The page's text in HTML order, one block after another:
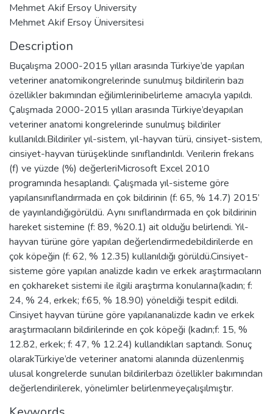
Mehmet Akif Ersoy University
Mehmet Akif Ersoy Üniversitesi
Description
Buçalışma 2000-2015 yılları arasında Türkiye’de yapılan
veteriner anatomikongrelerinde sunulmuş bildirilerin bazı
özellikler bakımından eğilimlerinibelirleme amacıyla yapıldı.
Çalışmada 2000-2015 yılları arasında Türkiye’deyapılan
veteriner anatomi kongrelerinde sunulmuş bildiriler
kullanıldı.Bildiriler yıl-sistem, yıl-hayvan türü, cinsiyet-sistem,
cinsiyet-hayvan türüşeklinde sınıflandırıldı. Verilerin frekans
(f) ve yüzde (%) değerleriMicrosoft Excel 2010
programında hesaplandı. Çalışmada yıl-sisteme göre
yapılansınıflandırmada en çok bildirinin (f: 65, % 14.7) 2015’
de yayınlandığıgörüldü. Aynı sınıflandırmada en çok bildirinin
hareket sistemine (f: 89, %20.1) ait olduğu belirlendi. Yıl-
hayvan türüne göre yapılan değerlendirmedebildirilerde en
çok köpeğin (f: 62, % 12.35) kullanıldığı görüldü.Cinsiyet-
sisteme göre yapılan analizde kadın ve erkek araştırmacıların
en çokhareket sistemi ile ilgili araştırma konularına(kadın; f:
24, % 24, erkek; f:65, % 18.90) yöneldiği tespit edildi.
Cinsiyet hayvan türüne göre yapılananalizde kadın ve erkek
araştırmacıların bildirilerinde en çok köpeği (kadın;f: 15, %
12.82, erkek; f: 47, % 12.24) kullandıkları saptandı. Sonuç
olarakTürkiye’de veteriner anatomi alanında düzenlenmiş
ulusal kongrelerde sunulan bildirilerbazı özellikler bakımından
değerlendirilerek, yönelimler belirlenmeyeçalışılmıştır.